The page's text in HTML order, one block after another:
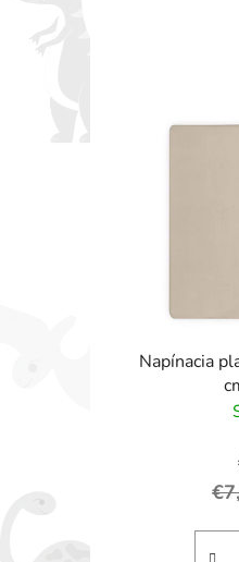
Napínacia